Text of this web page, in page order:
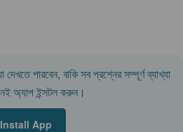
পারবেন, বাকি সব প্রশ্নের সম্পূর্ণ ব্যাখ্যা
অ্যাপ ইন্সটল করুন।
Install App